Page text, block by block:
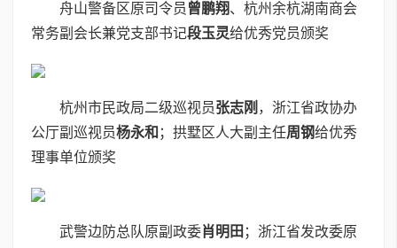
舟山警备区原司令员 曾鹏翔、杭州余杭湖南商会
常务副会长兼党支部书记段玉灵给优秀党员颁奖
杭州市民政局二级巡视员张志刚 ，浙江省政协办
公厅副巡视员杨永和 ；拱墅区人大副主任周钢给优秀
理事单位颁奖
武警边防总队原副政委肖明 田 ；浙江省发改委原